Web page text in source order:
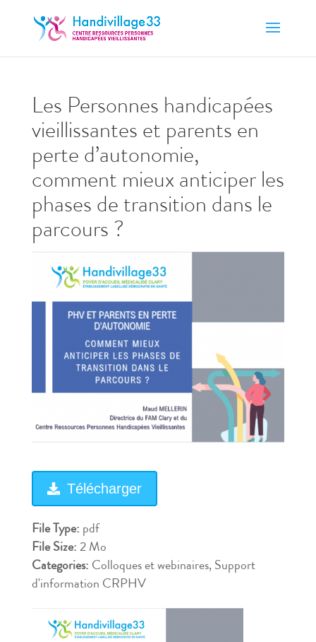
Les Personnes handicapées
vieillissantes et parents en
perte d’autonomie,
comment mieux anticiper les
phases de transition dans le
parcours ?
Télécharger
File Type: pdf
File Size: 2 Mo
Categories: Colloques et webinaires, Support
d'information CRPHV